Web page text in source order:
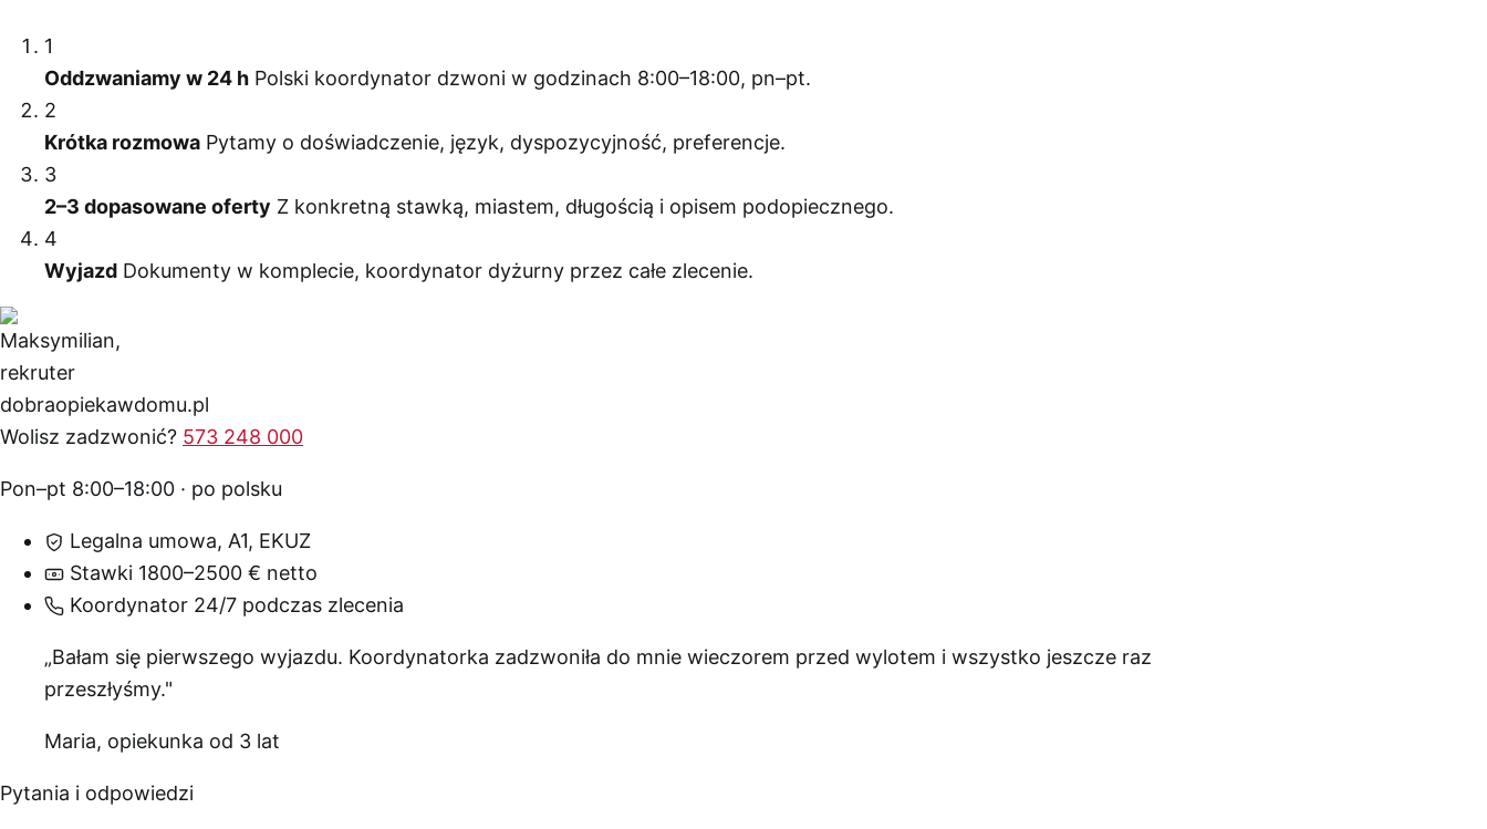
1
Oddzwaniamy w 24 h Polski koordynator dzwoni w godzinach 8:00–18:00, pn–pt.
2
Krótka rozmowa Pytamy o doświadczenie, język, dyspozycyjność, preferencje.
3
2–3 dopasowane oferty Z konkretną stawką, miastem, długością i opisem podopiecznego.
4
Wyjazd Dokumenty w komplecie, koordynator dyżurny przez całe zlecenie.
Wolisz zadzwonić? 573 248 000
Pon–pt 8:00–18:00 · po polsku
Legalna umowa, A1, EKUZ
Stawki 1800–2500 € netto
Koordynator 24/7 podczas zlecenia
„Bałam się pierwszego wyjazdu. Koordynatorka zadzwoniła do mnie wieczorem przed wylotem i wszystko jeszcze raz
przeszłyśmy."
Maria, opiekunka od 3 lat
Pytania i odpowiedzi